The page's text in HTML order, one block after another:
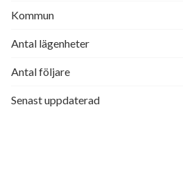
Kommun
Antal lägenheter
Antal följare
Senast uppdaterad